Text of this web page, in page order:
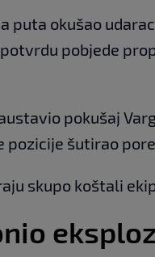
puta okušao
pobjede
pokušaj
pozicije šutirao
skupo koštali